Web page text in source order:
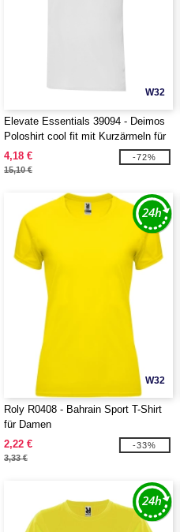
W32
Elevate Essentials 39094 - Deimos
Poloshirt cool fit mit Kurzärmeln für
Herren
4,18 €
15,10 €
-72%
W32
Roly R0408 - Bahrain Sport T-Shirt
für Damen
2,22 €
3,33 €
-33%